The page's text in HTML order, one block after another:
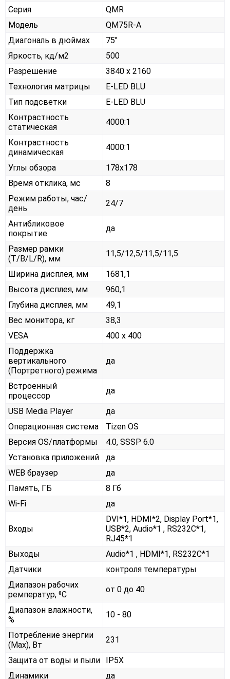
Серия
QMR
Модель
QM75R-A
Диагональ в дюймах
75"
Яркость, кд/м2
500
Разрешение
3840 x 2160
Технология матрицы
E-LED BLU
Тип подсветки
E-LED BLU
Контрастность
статическая
4000:1
Контрастность
динамическая
4000:1
Углы обзора
178x178
Время отклика, мс
8
Режим работы, час/
день
24/7
Антибликовое
покрытие
да
Размер рамки
(T/B/L/R), мм
11,5/12,5/11,5/11,5
Ширина дисплея, мм
1681,1
Высота дисплея, мм
960,1
Глубина дисплея, мм
49,1
Вес монитора, кг
38,3
VESA
400 x 400
Поддержка
вертикального
(Портретного) режима
да
Встроенный
процессор
да
USB Media Player
да
Операционная система
Tizen OS
Версия OS/платформы
4.0, SSSP 6.0
Установка приложений
да
WEB браузер
да
Память, ГБ
8 Гб
Wi-Fi
да
Входы
DVI*1, HDMI*2, Display Port*1,
USB*2, Audio*1 , RS232С*1,
RJ45*1
Выходы
Audio*1 , HDMI*1, RS232С*1
Датчики
контроля температуры
Диапазон рабочих
ремператур, ⁰С
от 0 до 40
Диапазон влажности,
%
10 - 80
Потребление энергии
(Max), Вт
231
Защита от воды и пыли
IP5X
Динамики
да